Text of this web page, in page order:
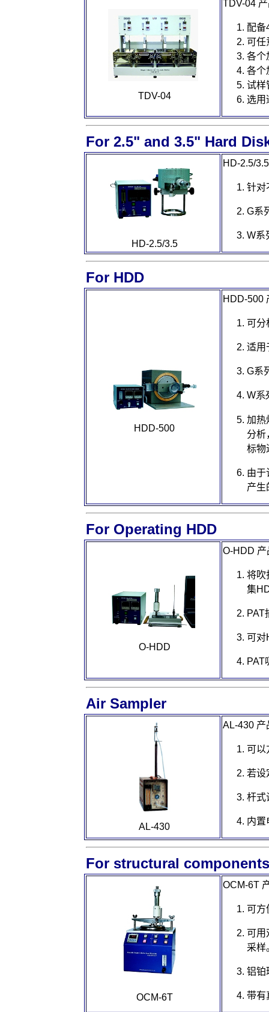
TDV-04
TDV-04
配备
可任
各个
各个
试样
选用
For 2.5" and 3.5" Hard
HD-2.5/3.5
HD-2.5/
针对
G系
W系
For HDD
HDD-500
HDD-500
可分
适用
G系
W系
加热
分析
标物
由于
产生
For Operating HDD
O-HDD
O-HDD 产
将吹
集
PAT
可对
PAT
Air Sampler
AL-430
AL-430 产
可以
若设
杆式
内置
For structural components
OCM-6T
OCM-6T
可方
可用
采样
铝铂
带有